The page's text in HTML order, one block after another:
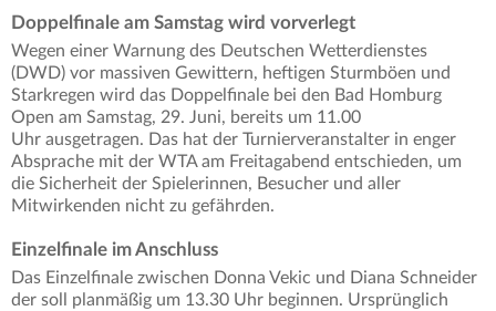
Doppelfinale am Samstag wird vorverlegt
Wegen einer Warnung des Deutschen Wetterdienstes
(DWD) vor massiven Gewittern, heftigen Sturmböen und
Starkregen wird das Doppelfinale bei den Bad Homburg
Open am Samstag, 29. Juni, bereits um 11.00
Uhr ausgetragen. Das hat der Turnierveranstalter in enger
Absprache mit der WTA am Freitagabend entschieden, um
die Sicherheit der Spielerinnen, Besucher und aller
Mitwirkenden nicht zu gefährden.
Einzelfinale im Anschluss
Das Einzelfinale zwischen Donna Vekic und Diana Schneider
der soll planmäßig um 13.30 Uhr beginnen. Ursprünglich